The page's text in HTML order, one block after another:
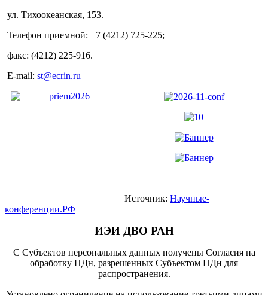
ул. Тихоокеанская, 153.
Телефон приемной: +7 (4212) 725-225;
факс: (4212) 225-916.
E-mail: st@ecrin.ru
Источник: Научные-
конференции.РФ
ИЭИ ДВО РАН
С Субъектов персональных данных получены Согласия на
обработку ПДн, разрешенных Субъектом ПДн для
распространения.